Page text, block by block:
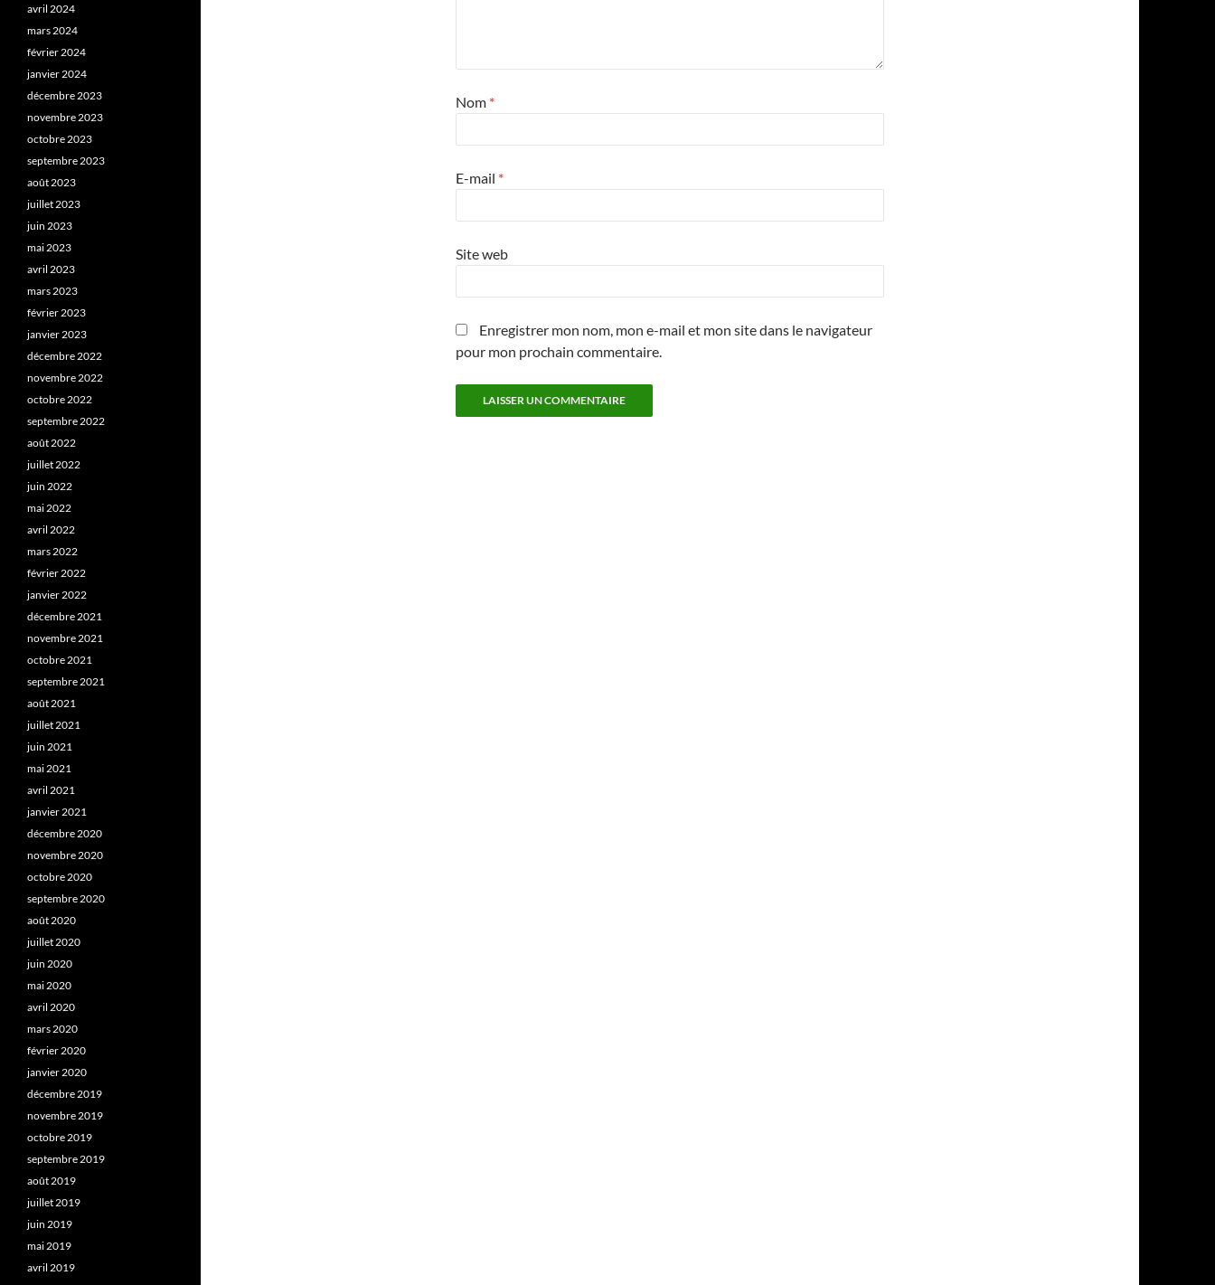
Nom *
E-mail *
Site web
Enregistrer mon nom, mon e-mail et mon site dans le navigateur
pour mon prochain commentaire.
avril 2024
mars 2024
février 2024
janvier 2024
décembre 2023
novembre 2023
octobre 2023
septembre 2023
août 2023
juillet 2023
juin 2023
mai 2023
avril 2023
mars 2023
février 2023
janvier 2023
décembre 2022
novembre 2022
octobre 2022
septembre 2022
août 2022
juillet 2022
juin 2022
mai 2022
avril 2022
mars 2022
février 2022
janvier 2022
décembre 2021
novembre 2021
octobre 2021
septembre 2021
août 2021
juillet 2021
juin 2021
mai 2021
avril 2021
janvier 2021
décembre 2020
novembre 2020
octobre 2020
septembre 2020
août 2020
juillet 2020
juin 2020
mai 2020
avril 2020
mars 2020
février 2020
janvier 2020
décembre 2019
novembre 2019
octobre 2019
septembre 2019
août 2019
juillet 2019
juin 2019
mai 2019
avril 2019